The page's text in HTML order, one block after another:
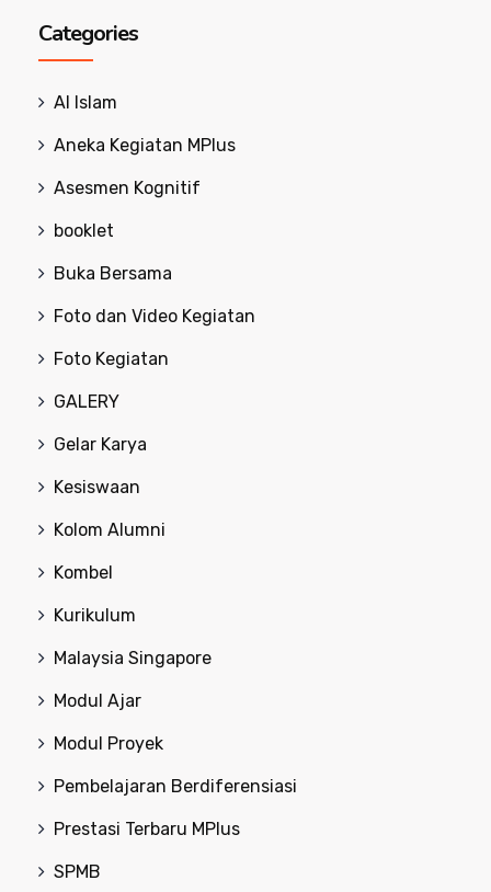
Categories
Al Islam
Aneka Kegiatan MPlus
Asesmen Kognitif
booklet
Buka Bersama
Foto dan Video Kegiatan
Foto Kegiatan
GALERY
Gelar Karya
Kesiswaan
Kolom Alumni
Kombel
Kurikulum
Malaysia Singapore
Modul Ajar
Modul Proyek
Pembelajaran Berdiferensiasi
Prestasi Terbaru MPlus
SPMB